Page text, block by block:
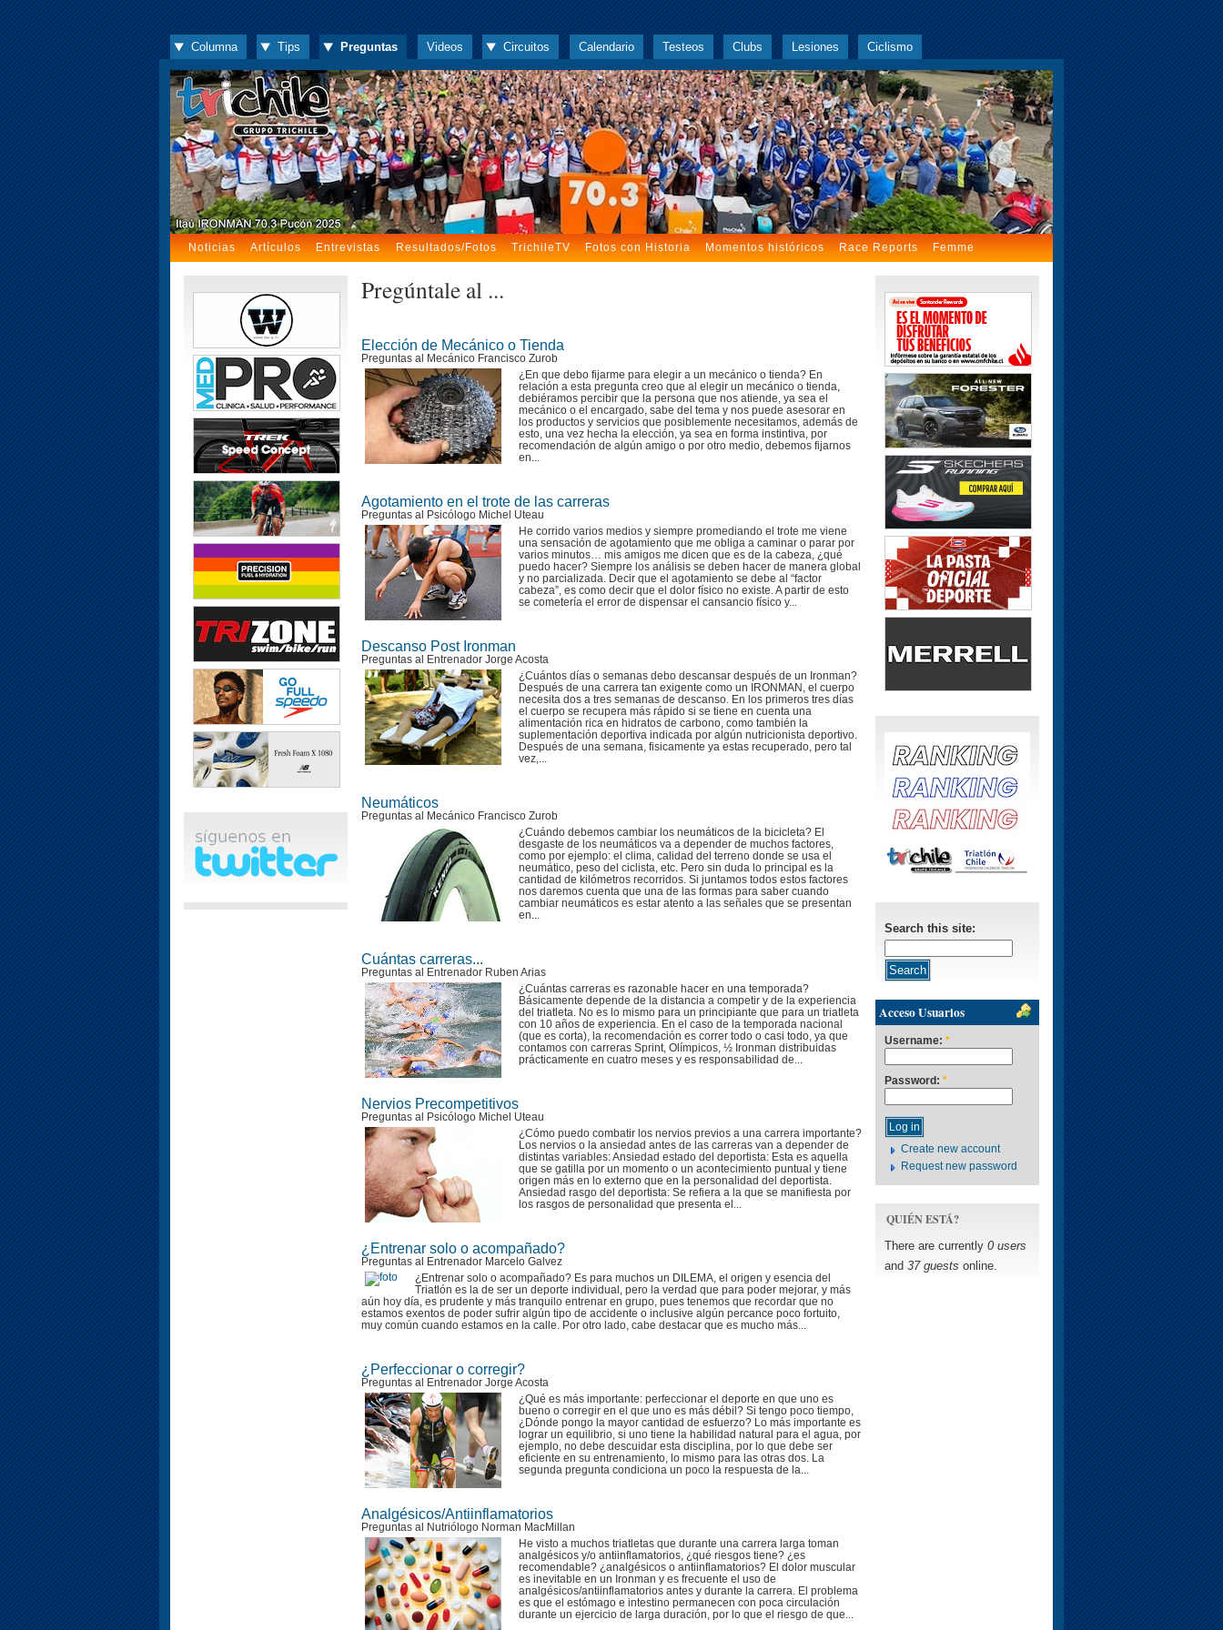
Columna Tips Preguntas Videos Circuitos Calendario Testeos Clubs Lesiones Ciclismo
Noticias Artículos Entrevistas Resultados/Fotos TrichileTV Fotos con Historia Momentos históricos Race Reports Femme
Pregúntale al ...
Elección de Mecánico o Tienda
Preguntas al Mecánico Francisco Zurob
¿En que debo fijarme para elegir a un mecánico o tienda? En
relación a esta pregunta creo que al elegir un mecánico o tienda,
debiéramos percibir que la persona que nos atiende, ya sea el
mecánico o el encargado, sabe del tema y nos puede asesorar en
los productos y servicios que posiblemente necesitamos, además de
esto, una vez hecha la elección, ya sea en forma instintiva, por
recomendación de algún amigo o por otro medio, debemos fijarnos
en...
Agotamiento en el trote de las carreras
Preguntas al Psicólogo Michel Uteau
He corrido varios medios y siempre promediando el trote me viene
una sensación de agotamiento que me obliga a caminar o parar por
varios minutos… mis amigos me dicen que es de la cabeza, ¿qué
puedo hacer? Siempre los análisis se deben hacer de manera global
y no parcializada. Decir que el agotamiento se debe al “factor
cabeza”, es como decir que el dolor físico no existe. A partir de esto
se cometería el error de dispensar el cansancio físico y...
Descanso Post Ironman
Preguntas al Entrenador Jorge Acosta
¿Cuántos días o semanas debo descansar después de un Ironman?
Después de una carrera tan exigente como un IRONMAN, el cuerpo
necesita dos a tres semanas de descanso. En los primeros tres días
el cuerpo se recupera más rápido si se tiene en cuenta una
alimentación rica en hidratos de carbono, como también la
suplementación deportiva indicada por algún nutricionista deportivo.
Después de una semana, fisicamente ya estas recuperado, pero tal
vez,...
Neumáticos
Preguntas al Mecánico Francisco Zurob
¿Cuándo debemos cambiar los neumáticos de la bicicleta? El
desgaste de los neumáticos va a depender de muchos factores,
como por ejemplo: el clima, calidad del terreno donde se usa el
neumático, peso del ciclista, etc. Pero sin duda lo principal es la
cantidad de kilómetros recorridos. Si juntamos todos estos factores
nos daremos cuenta que una de las formas para saber cuando
cambiar neumáticos es estar atento a las señales que se presentan
en...
Cuántas carreras...
Preguntas al Entrenador Ruben Arias
¿Cuántas carreras es razonable hacer en una temporada?
Básicamente depende de la distancia a competir y de la experiencia
del triatleta. No es lo mismo para un principiante que para un triatleta
con 10 años de experiencia. En el caso de la temporada nacional
(que es corta), la recomendación es correr todo o casi todo, ya que
contamos con carreras Sprint, Olímpicos, ½ Ironman distribuidas
prácticamente en cuatro meses y es responsabilidad de...
Nervios Precompetitivos
Preguntas al Psicólogo Michel Uteau
¿Cómo puedo combatir los nervios previos a una carrera importante?
Los nervios o la ansiedad antes de las carreras van a depender de
distintas variables: Ansiedad estado del deportista: Esta es aquella
que se gatilla por un momento o un acontecimiento puntual y tiene
origen más en lo externo que en la personalidad del deportista.
Ansiedad rasgo del deportista: Se refiera a la que se manifiesta por
los rasgos de personalidad que presenta el...
¿Entrenar solo o acompañado?
Preguntas al Entrenador Marcelo Galvez
¿Entrenar solo o acompañado? Es para muchos un DILEMA, el origen y esencia del
Triatlón es la de ser un deporte individual, pero la verdad que para poder mejorar, y más
aún hoy día, es prudente y más tranquilo entrenar en grupo, pues tenemos que recordar que no
estamos exentos de poder sufrir algún tipo de accidente o inclusive algún percance poco fortuito,
muy común cuando estamos en la calle. Por otro lado, cabe destacar que es mucho más...
¿Perfeccionar o corregir?
Preguntas al Entrenador Jorge Acosta
¿Qué es más importante: perfeccionar el deporte en que uno es
bueno o corregir en el que uno es más débil? Si tengo poco tiempo,
¿Dónde pongo la mayor cantidad de esfuerzo? Lo más importante es
lograr un equilibrio, si uno tiene la habilidad natural para el agua, por
ejemplo, no debe descuidar esta disciplina, por lo que debe ser
eficiente en su entrenamiento, lo mismo para las otras dos. La
segunda pregunta condiciona un poco la respuesta de la...
Analgésicos/Antiinflamatorios
Preguntas al Nutriólogo Norman MacMillan
He visto a muchos triatletas que durante una carrera larga toman
analgésicos y/o antiinflamatorios, ¿qué riesgos tiene? ¿es
recomendable? ¿analgésicos o antiinflamatorios? El dolor muscular
es inevitable en un Ironman y es frecuente el uso de
analgésicos/antiinflamatorios antes y durante la carrera. El problema
es que el estómago e intestino permanecen con poca circulación
durante un ejercicio de larga duración, por lo que el riesgo de que...
Search this site:
Acceso Usuarios
Username: *
Password: *
Create new account
Request new password
QUIÉN ESTÁ?
There are currently 0 users
and 37 guests online.